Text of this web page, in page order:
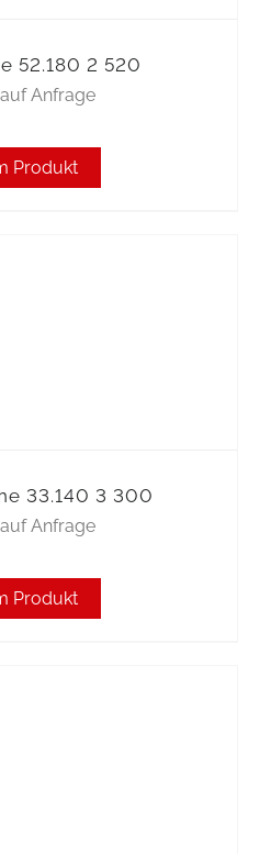
52.180 2 520
Anfrage
Produkt
33.140 3 300
Anfrage
Produkt